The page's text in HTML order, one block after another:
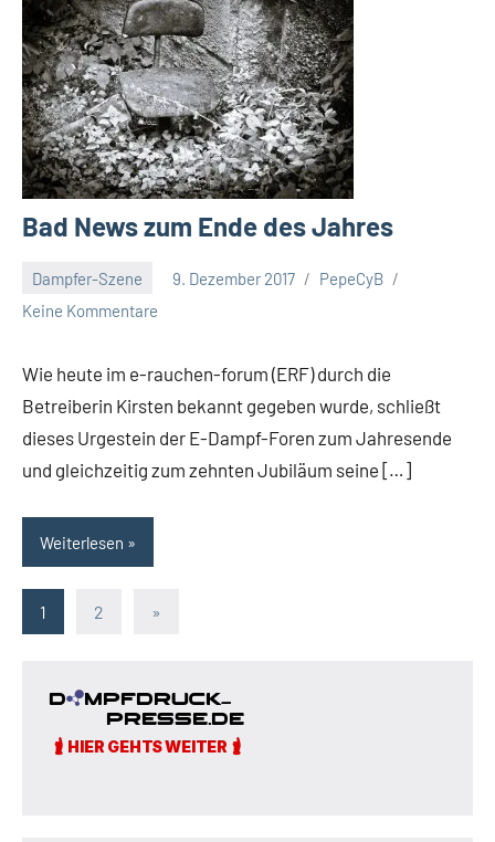
Bad News zum Ende des Jahres
Dampfer-Szene 9. Dezember 2017
PepeCyB
Keine Kommentare
Wie heute im e-rauchen-forum (ERF) durch die
Betreiberin Kirsten bekannt gegeben wurde, schließt
dieses Urgestein der E-Dampf-Foren zum Jahresende
und gleichzeitig zum zehnten Jubiläum seine […]
Weiterlesen
Seitennummerierung
Beiträge
1 2
Nächste
»